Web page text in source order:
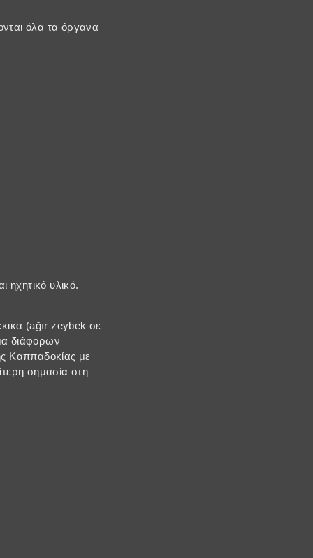
όλα τα όργανα
υλικό.
(ağır zeybek σε
διάφορων
Καππαδοκίας με
σημασία στη